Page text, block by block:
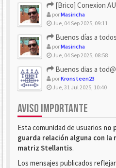
[Brico] Conexion
porMasiricha
Jue, 04 Sep 2025, 09:11
Buenos días a
porMasiricha
Jue, 04 Sep 2025, 08:58
Buenos dias a
porKronsteen23
Jue, 31 Jul 2025, 10:40
AVISO IMPORTANTE
Esta comunidad de usuarios no
guarda relación alguna con la
matriz Stellantis.
Los mensajes publicados